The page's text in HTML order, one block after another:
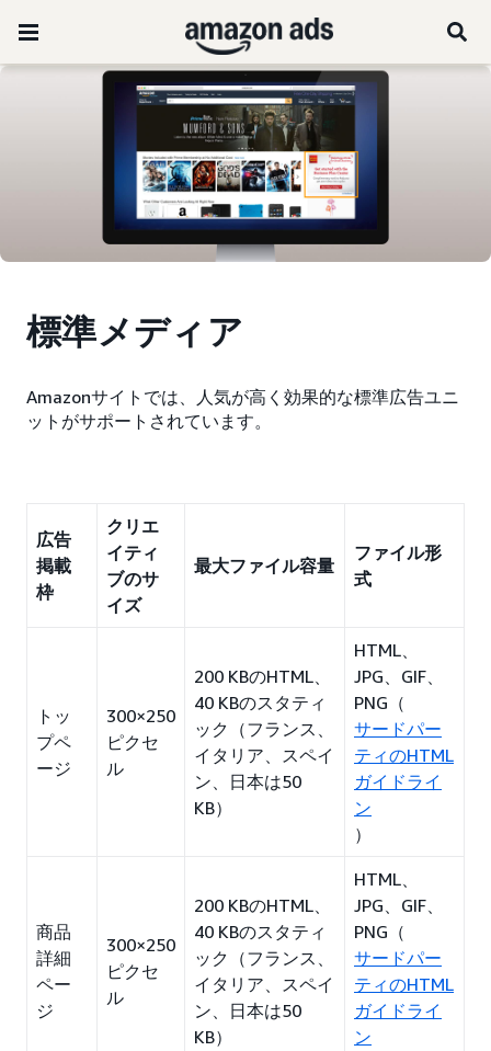
標準メディア
Amazonサイトでは、人気が高く効果的な標準広告ユニ
ットがサポートされています。
広告
掲載
枠
クリエ
イティ
ブのサ
イズ
最大ファイル容量
ファイル形
式
トッ
プペ
ージ
300×250
ピクセ
ル
200 KBのHTML、
40 KBのスタティ
ック（フランス、
イタリア、スペイ
ン、日本は50
KB）
HTML、
JPG、GIF、
PNG（
サードパー
ティのHTML
ガイドライ
ン
）
商品
詳細
ペー
ジ
300×250
ピクセ
ル
200 KBのHTML、
40 KBのスタティ
ック（フランス、
イタリア、スペイ
ン、日本は50
KB）
HTML、
JPG、GIF、
PNG（
サードパー
ティのHTML
ガイドライ
ン